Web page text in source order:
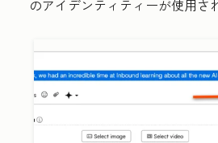
のアイデンティティーが使用さ